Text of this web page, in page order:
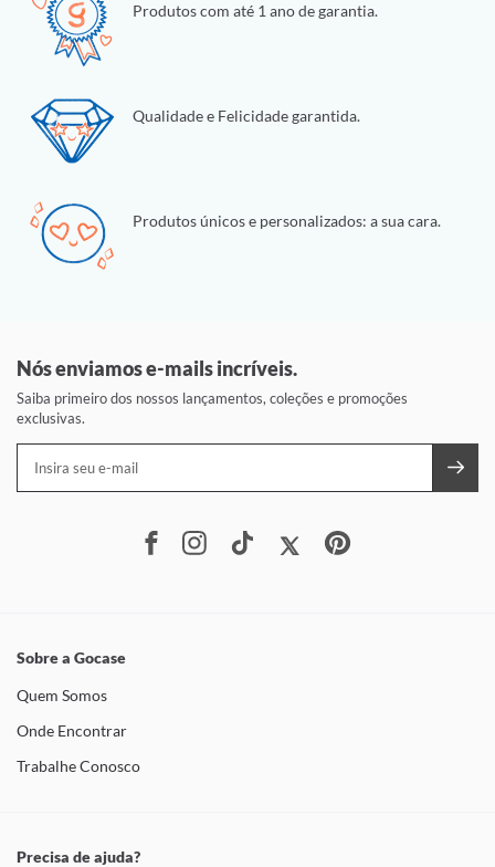
Produtos com até 1 ano de garantia.
Qualidade e Felicidade garantida.
Produtos únicos e personalizados: a sua cara.
Nós enviamos e-mails incríveis.
Saiba primeiro dos nossos lançamentos, coleções e promoções
exclusivas.
Sobre a Gocase
Quem Somos
Onde Encontrar
Trabalhe Conosco
Precisa de ajuda?